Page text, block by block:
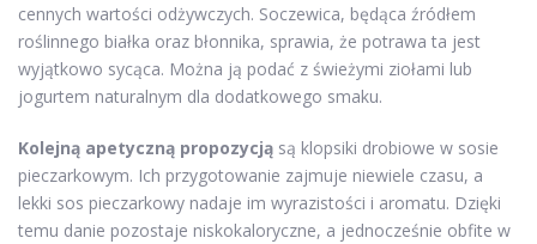
cennych wartości odżywczych. Soczewica, będąca źródłem
roślinnego białka oraz błonnika, sprawia, że potrawa ta jest
wyjątkowo sycąca. Można ją podać z świeżymi ziołami lub
jogurtem naturalnym dla dodatkowego smaku.
Kolejną apetyczną propozycją są klopsiki drobiowe w sosie
pieczarkowym. Ich przygotowanie zajmuje niewiele czasu, a
lekki sos pieczarkowy nadaje im wyrazistości i aromatu. Dzięki
temu danie pozostaje niskokaloryczne, a jednocześnie obfite w